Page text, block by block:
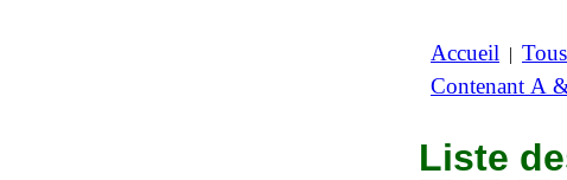
Accueil |
Contenant A
Liste